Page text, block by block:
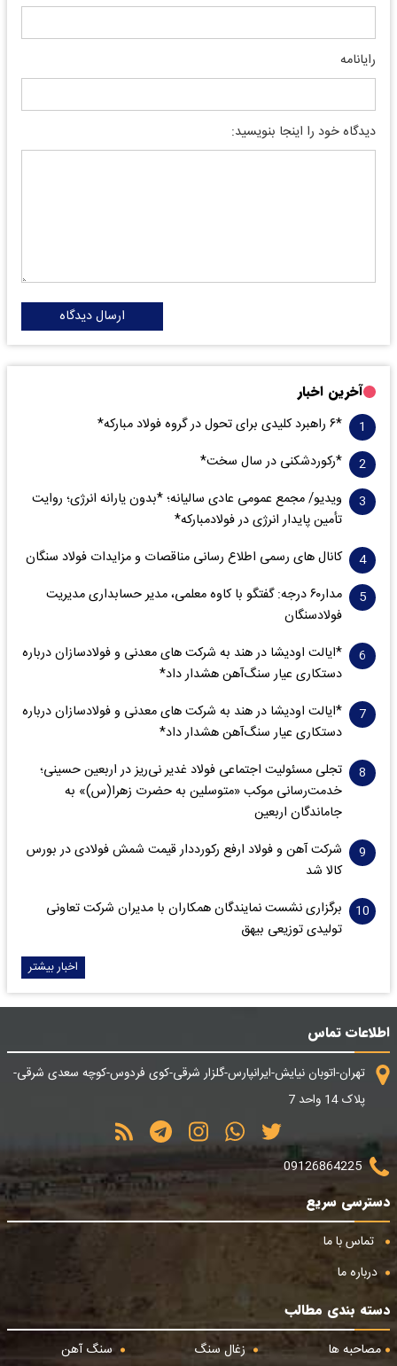
رایانامه
دیدگاه خود را اینجا بنویسید:
ارسال دیدگاه
آخرین اخبار
*۶ راهبرد کلیدی برای تحول در گروه فولاد مبارکه*
*رکوردشکنی در سال سخت*
ویدیو/ مجمع عمومی عادی سالیانه؛ *بدون یارانه انرژی؛ روایت
تأمین پایدار انرژی در فولادمبارکه*
کانال های رسمی اطلاع رسانی مناقصات و مزایدات فولاد سنگان
مدار‌۶٠ درجه: گفتگو با کاوه معلمی، مدیر حسابداری مدیریت
فولادسنگان
*ایالت اودیشا در هند به شرکت های معدنی و فولادسازان درباره
دستکاری عیار سنگ‌آهن هشدار داد*
*ایالت اودیشا در هند به شرکت های معدنی و فولادسازان درباره
دستکاری عیار سنگ‌آهن هشدار داد*
تجلی مسئولیت اجتماعی فولاد غدیر نی‌ریز در اربعین حسینی؛
خدمت‌رسانی موکب «متوسلین به حضرت زهرا(س)» به
جاماندگان اربعین
شرکت آهن و فولاد ارفع رکورددار قیمت شمش فولادی در بورس
کالا شد
برگزاری نشست نمایندگان همکاران با مدیران شرکت تعاونی
تولیدی توزیعی بیهق
اخبار بیشتر
اطلاعات تماس
تهران-اتوبان نیایش-ایرانپارس-گلزار شرقی-کوی فردوس-کوچه سعدی شرقی-
پلاک 14 واحد 7
09126864225
دسترسی سریع
تماس با ما
درباره ما
دسته بندی مطالب
مصاحبه ها
زغال سنگ سنگ آهن